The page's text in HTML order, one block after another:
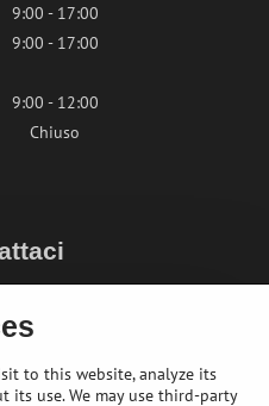
9:00 - 17:00
9:00 - 17:00
9:00 - 12:00
Chiuso
(AT)
to this website, analyze its
its use. We may use third-party